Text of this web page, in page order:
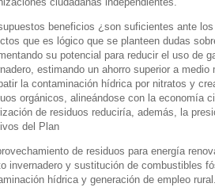
beneficios ¿son suficientes ante
que es lógico que se planteen dudas
su potencial para reducir el uso de
estimando un ahorro superior a
la contaminación hídrica por nitratos y
orgánicos, alineándose con la economía
de residuos reduciría, además, la
del Plan
de residuos para energía
invernadero y sustitución de combustibles
hídrica y generación de empleo rural.